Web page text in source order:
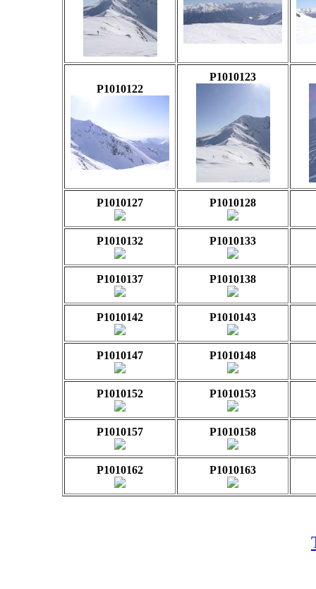
P1010122
P1010123
P1010127 P1010128
P1010132 P1010133
P1010137 P1010138
P1010142 P1010143
P1010147 P1010148
P1010152 P1010153
P1010157 P1010158
P1010162 P1010163